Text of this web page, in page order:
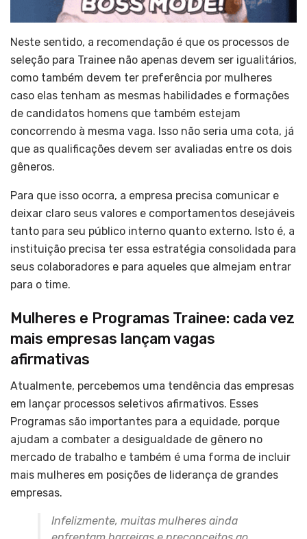
Neste sentido, a recomendação é que os processos de
seleção para Trainee não apenas devem ser igualitários,
como também devem ter preferência por mulheres
caso elas tenham as mesmas habilidades e formações
de candidatos homens que também estejam
concorrendo à mesma vaga. Isso não seria uma cota, já
que as qualificações devem ser avaliadas entre os dois
gêneros.
Para que isso ocorra, a empresa precisa comunicar e
deixar claro seus valores e comportamentos desejáveis
tanto para seu público interno quanto externo. Isto é, a
instituição precisa ter essa estratégia consolidada para
seus colaboradores e para aqueles que almejam entrar
para o time.
Mulheres e Programas Trainee: cada vez
mais empresas lançam vagas
afirmativas
Atualmente, percebemos uma tendência das empresas
em lançar processos seletivos afirmativos. Esses
Programas são importantes para a equidade, porque
ajudam a combater a desigualdade de gênero no
mercado de trabalho e também é uma forma de incluir
mais mulheres em posições de liderança de grandes
empresas.
Infelizmente, muitas mulheres ainda